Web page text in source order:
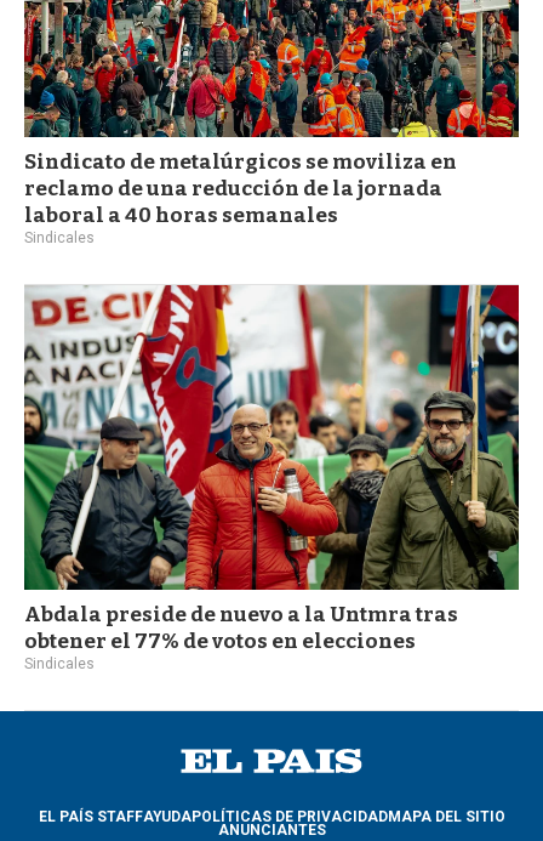
Sindicato de metalúrgicos se moviliza en
reclamo de una reducción de la jornada
laboral a 40 horas semanales
Sindicales
Abdala preside de nuevo a la Untmra tras
obtener el 77% de votos en elecciones
Sindicales
EL PAÍS STAFFAYUDAPOLÍTICAS DE PRIVACIDADMAPA DEL SITIO
ANUNCIANTES